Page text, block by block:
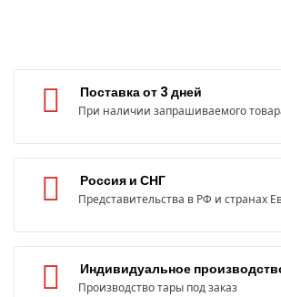
Поставка от 3 дней
При наличии запрашиваемого
Россия и СНГ
Представительства в РФ и странах
Индивидуальное
Производство тары под заказ